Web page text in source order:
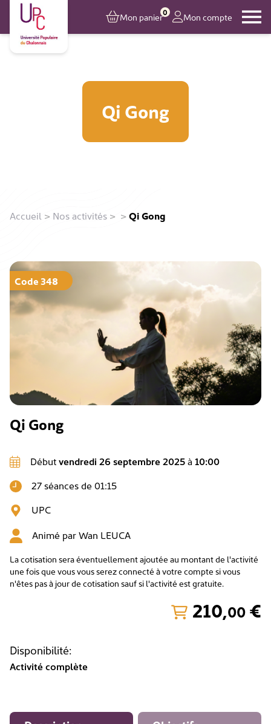
Mon panier0 Mon compte
Qi Gong
Accueil > Nos activités > > Qi Gong
Code 348
Qi Gong
Débutvendredi 26 septembre 2025à 10:00
27 séances de 01:15
UPC
Animé parWan LEUCA
La cotisation sera éventuellement ajoutée au montant de l'activité
une fois que vous vous serez connecté à votre compte si vous
n'êtes pas à jour de cotisation sauf si l'activité est gratuite.
210,00 €
Disponibilité:
Activité complète